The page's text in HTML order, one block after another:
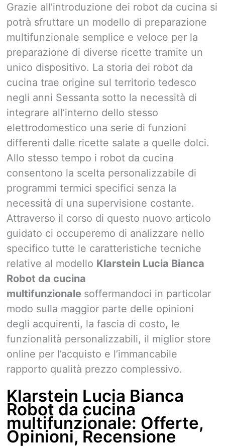
Grazie all’introduzione dei robot da cucina si
potrà sfruttare un modello di preparazione
multifunzionale semplice e veloce per la
preparazione di diverse ricette tramite un
unico dispositivo. La storia dei robot da
cucina trae origine sul territorio tedesco
negli anni Sessanta sotto la necessità di
integrare all’interno dello stesso
elettrodomestico una serie di funzioni
differenti dalle ricette salate a quelle dolci.
Allo stesso tempo i robot da cucina
consentono la scelta personalizzabile di
programmi termici specifici senza la
necessità di una supervisione costante.
Attraverso il corso di questo nuovo articolo
guidato ci occuperemo di analizzare nello
specifico tutte le caratteristiche tecniche
relative al modello Klarstein Lucia Bianca
Robot da cucina
multifunzionale soffermandoci in particolar
modo sulla maggior parte delle opinioni
degli acquirenti, la fascia di costo, le
funzionalità personalizzabili, il miglior store
online per l’acquisto e l’immancabile
rapporto qualità prezzo complessivo.
Klarstein Lucia Bianca
Robot da cucina
multifunzionale: Offerte,
Opinioni, Recensione